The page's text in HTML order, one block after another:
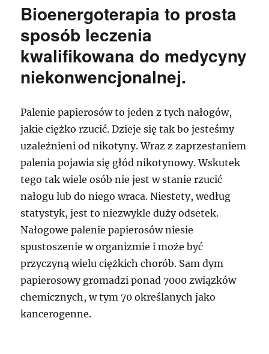
Bioenergoterapia to prosta
sposób leczenia
kwalifikowana do medycyny
niekonwencjonalnej.
Palenie papierosów to jeden z tych nałogów,
jakie ciężko rzucić. Dzieje się tak bo jesteśmy
uzależnieni od nikotyny. Wraz z zaprzestaniem
palenia pojawia się głód nikotynowy. Wskutek
tego tak wiele osób nie jest w stanie rzucić
nałogu lub do niego wraca. Niestety, według
statystyk, jest to niezwykle duży odsetek.
Nałogowe palenie papierosów niesie
spustoszenie w organizmie i może być
przyczyną wielu ciężkich chorób. Sam dym
papierosowy gromadzi ponad 7000 związków
chemicznych, w tym 70 określanych jako
kancerogenne.